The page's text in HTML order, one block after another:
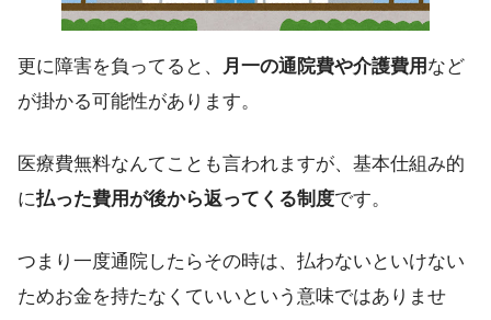
更に障害を負ってると、 月一の通院費や介護費用 など
が掛かる可能性があります。
医療費無料なんてことも言われますが、基本仕組み的
に払った費用が後から返ってくる制度です。
つまり一度通院したらその時は、払わないといけない
ためお金を持たなくていいという意味ではありませ